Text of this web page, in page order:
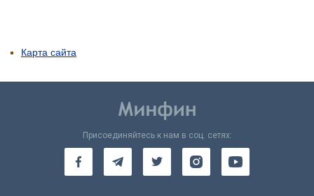
Карта сайта
Присоединяйтесь к нам в соц. сетях: